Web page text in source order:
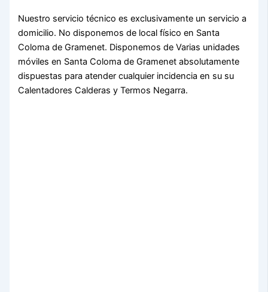
Nuestro servicio técnico es exclusivamente un servicio a
domicilio. No disponemos de local físico en Santa
Coloma de Gramenet. Disponemos de Varias unidades
móviles en Santa Coloma de Gramenet absolutamente
dispuestas para atender cualquier incidencia en su su
Calentadores Calderas y Termos Negarra.